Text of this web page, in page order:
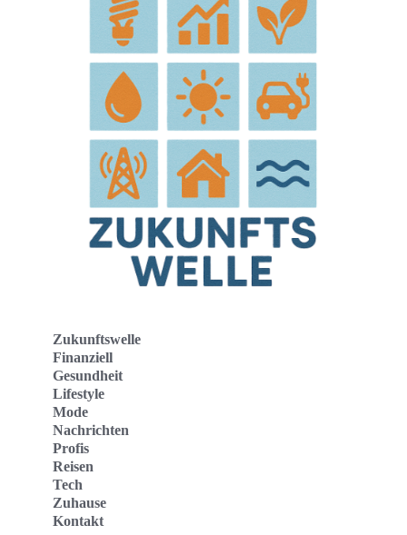
Zukunftswelle
Finanziell
Gesundheit
Lifestyle
Mode
Nachrichten
Profis
Reisen
Tech
Zuhause
Kontakt